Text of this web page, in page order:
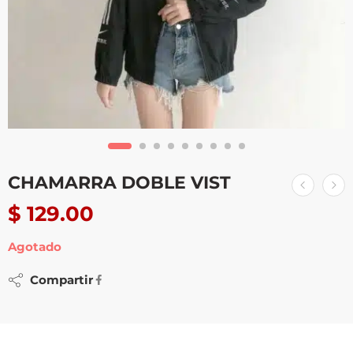
CHAMARRA DOBLE VIST
$ 129.00
Agotado
Compartir